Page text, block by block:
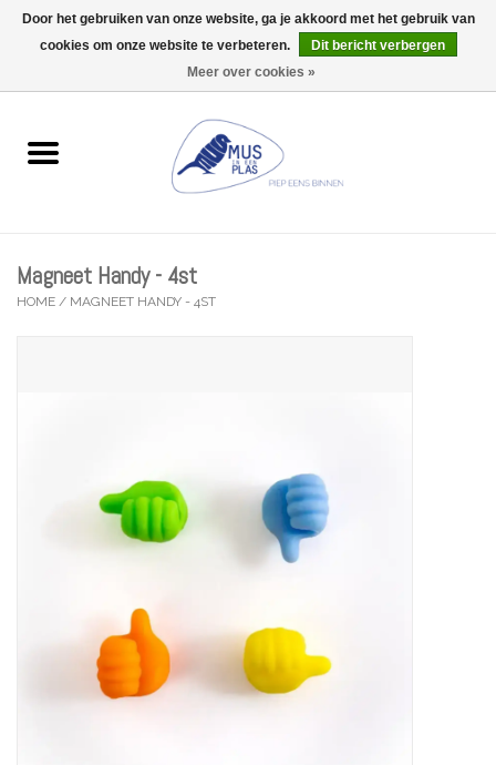
0 Artikelen - €0,00
Wenskaarten
Lifestyle
Cadeaubonnen
Magneet Handy - 4st
HOME / MAGNEET HANDY - 4ST
Door het gebruiken van onze website, ga je akkoord met het gebruik van
cookies om onze website te verbeteren.
Dit bericht verbergen
Meer over cookies »
Wij zijn uitzonderlijk gesloten op Do 06/08 en Do 13/08